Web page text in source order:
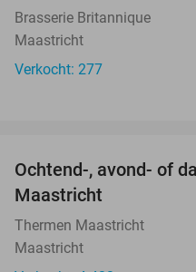
Brasserie Britannique
Maastricht
Verkocht: 277
Ochtend-, avond- of
Maastricht
Thermen Maastricht
Maastricht